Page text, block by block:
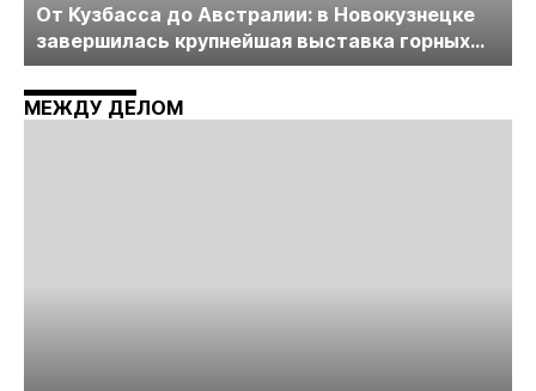
От Кузбасса до Австралии: в Новокузнецке
завершилась крупнейшая выставка горных
технологий «Недра России. Уголь России и
Майнинг»
МЕЖДУ ДЕЛОМ